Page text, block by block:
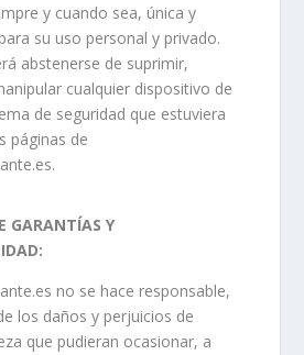
y cuando sea, única y
su uso personal y privado.
abstenerse de suprimir,
cualquier dispositivo de
de seguridad que estuviera
páginas de
GARANTÍAS Y
no se hace responsable,
los daños y perjuicios de
que pudieran ocasionar, a